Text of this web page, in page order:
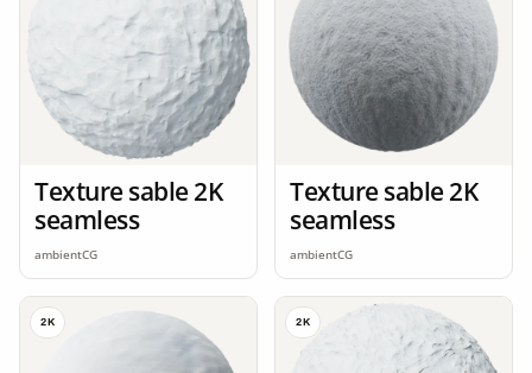
Texture sable 2K
seamless
ambientCG
Texture sable 2K
seamless
ambientCG
2K 2K